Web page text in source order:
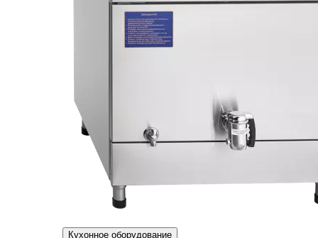
Кухонное оборудование